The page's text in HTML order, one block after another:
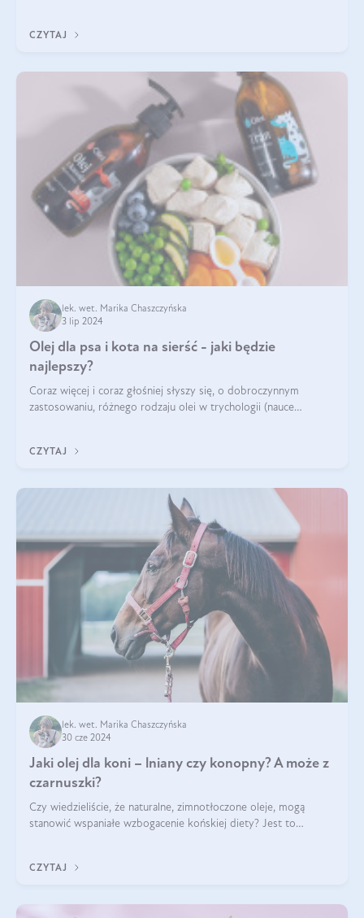
CZYTAJ
lek. wet. Marika Chaszczyńska
3 lip 2024
Olej dla psa i kota na sierść - jaki będzie
najlepszy?
Coraz więcej i coraz głośniej słyszy się, o dobroczynnym
zastosowaniu, różnego rodzaju olei w trychologii (nauce
CZYTAJ
lek. wet. Marika Chaszczyńska
30 cze 2024
Jaki olej dla koni – lniany czy konopny? A może z
czarnuszki?
Czy wiedzieliście, że naturalne, zimnotłoczone oleje, mogą
stanowić wspaniałe wzbogacenie końskiej diety? Jest to
CZYTAJ